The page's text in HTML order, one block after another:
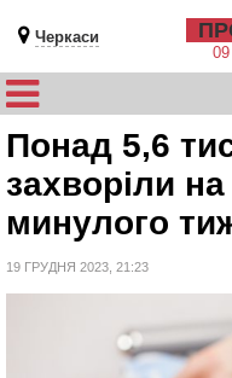
Черкаси
Понад 5,6
захворіли
минулого
19 ГРУДНЯ 2023, 21:23